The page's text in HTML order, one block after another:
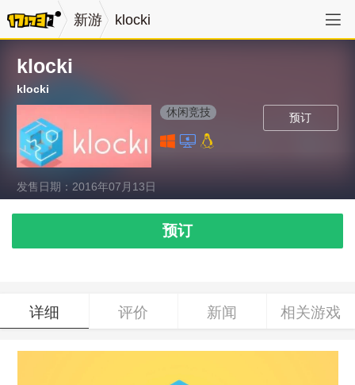
新游 klocki
klocki
klocki
预订
休闲竞技
发售日期：2016年07月13日
预订
详细 评价 新闻 相关游戏